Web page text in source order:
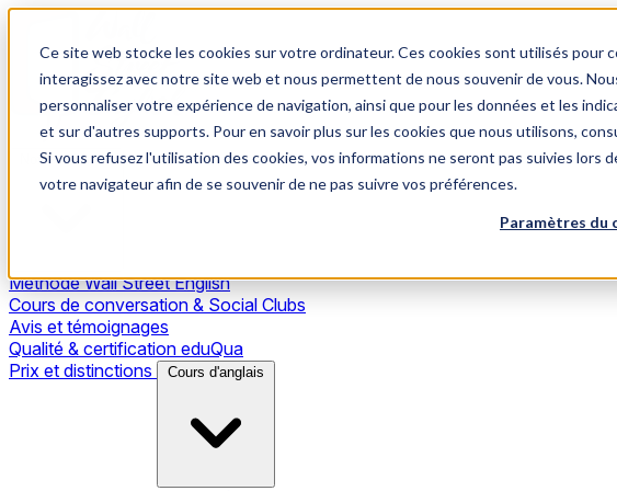
Ce site web stocke les cookies sur votre ordinateur. Ces cookies sont utilisés pour
interagissez avec notre site web et nous permettent de nous souvenir de vous.
personnaliser votre expérience de navigation, ainsi que pour les données et les
et sur d'autres supports. Pour en savoir plus sur les cookies que nous utilisons,
Si vous refusez l'utilisation des cookies, vos informations ne seront pas suivies lors
votre navigateur afin de se souvenir de ne pas suivre vos préférences.
Paramètres du
Notre méthode
Méthode Wall Street English
Cours de conversation & Social Clubs
Avis et témoignages
Qualité & certification eduQua
Prix et distinctions
Cours d'anglais